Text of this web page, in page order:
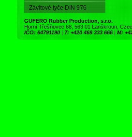
Závitové tyče DIN 976
GUFERO Rubber Production, s.r.o.
Horní Třešňovec 68, 563 01 Lanškroun,
IČO: 64791190 | T: +420 469 333 666 | M: